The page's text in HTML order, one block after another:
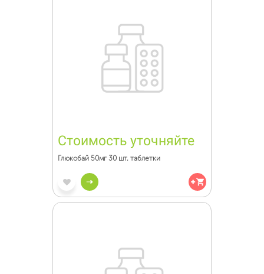
Стоимость уточняйте
Глюкобай 50мг 30 шт. таблетки